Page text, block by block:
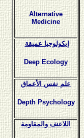
Alternative
Medicine
إيكولوجيا عميقة
Deep Ecology
علم نفس الأعماق
Depth Psychology
اللاعنف والمقاومة